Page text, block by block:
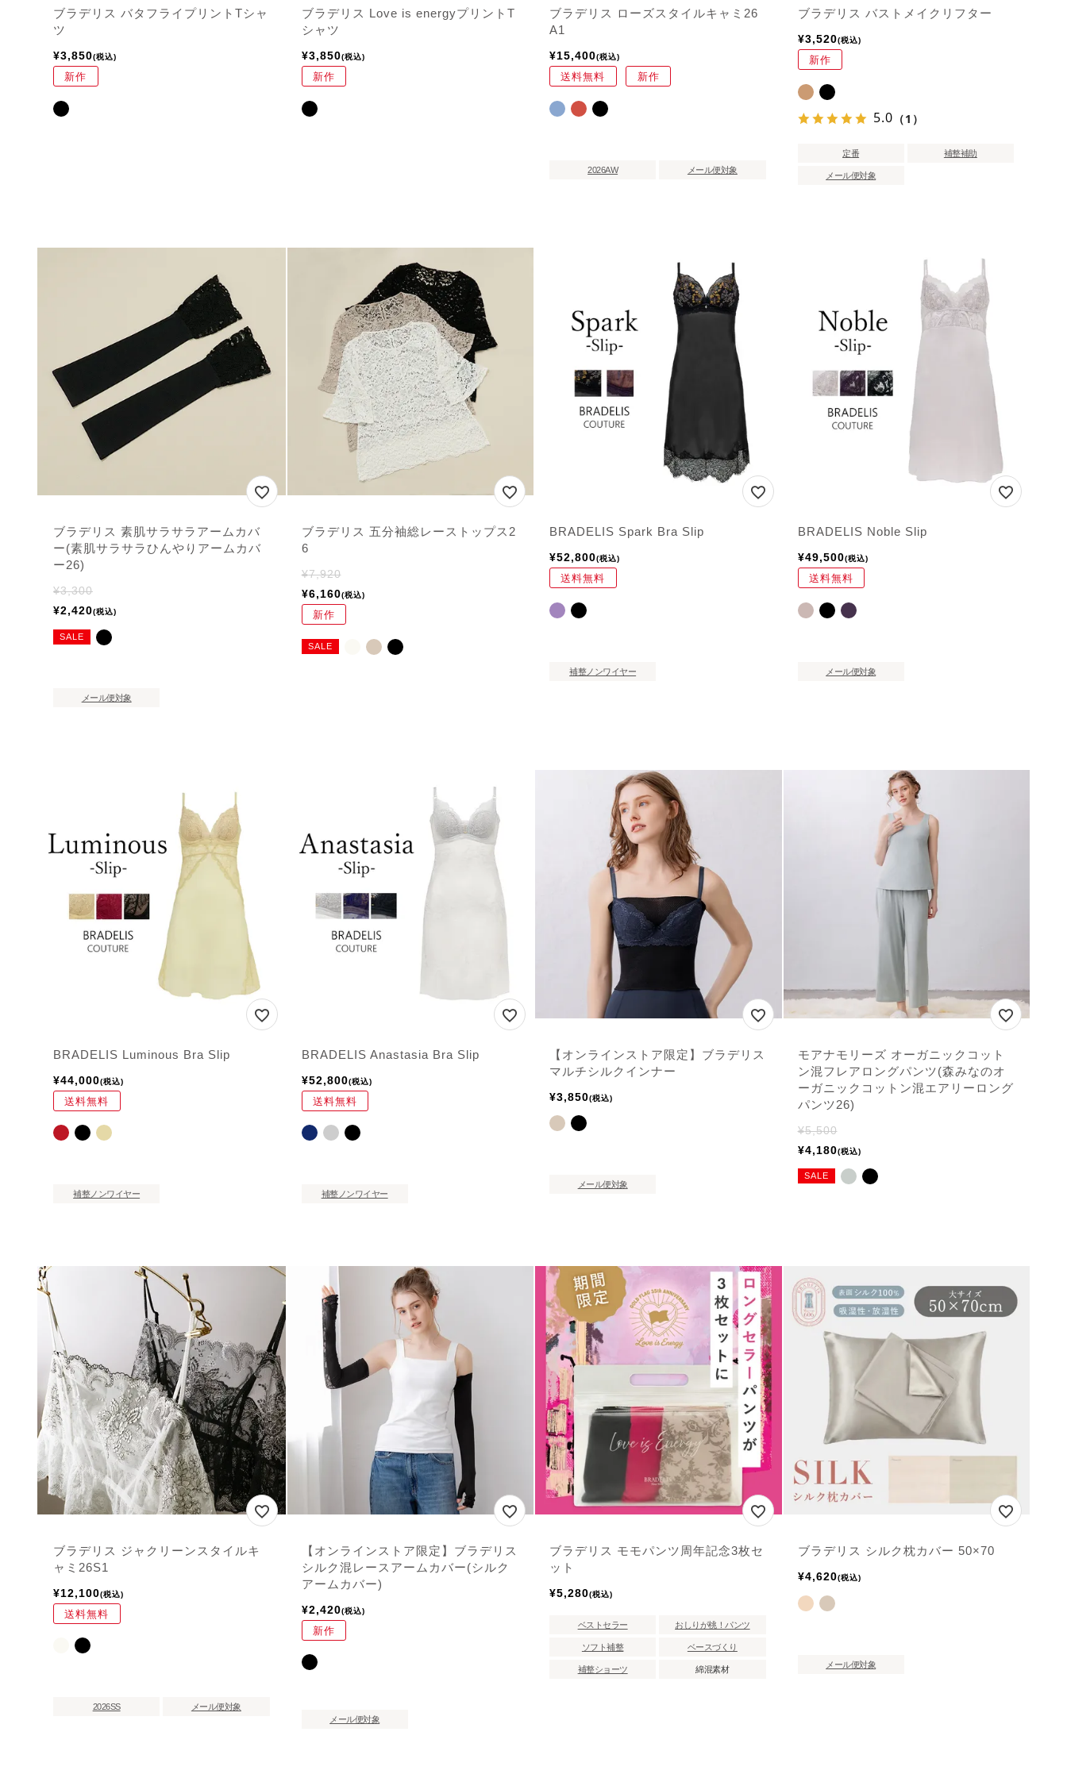
ブラデリス バタフライプリントTシャ
ツ
¥3,850 税込
新作
ブラデリス Love is energyプリントT
シャツ
¥3,850 税込
新作
ブラデリス ローズスタイルキャミ26
A1
¥15,400 税込
送料無料 新作
2026AW メール便対象
ブラデリス バストメイクリフター
¥3,520 税込
新作
5.0 （1）
定番 補整補助
メール便対象
ブラデリス 素肌サラサラアームカバ
ー(素肌サラサラひんやりアームカバ
ー26)
¥3,300
¥2,420 税込
SALE
メール便対象
ブラデリス 五分袖総レーストップス2
6
¥7,920
¥6,160 税込
新作
SALE
BRADELIS Spark Bra Slip
¥52,800 税込
送料無料
補整ノンワイヤー
BRADELIS Noble Slip
¥49,500 税込
送料無料
メール便対象
BRADELIS Luminous Bra Slip
¥44,000 税込
送料無料
補整ノンワイヤー
BRADELIS Anastasia Bra Slip
¥52,800 税込
送料無料
補整ノンワイヤー
【オンラインストア限定】ブラデリス
マルチシルクインナー
¥3,850 税込
メール便対象
モアナモリーズ オーガニックコット
ン混フレアロングパンツ(森みなのオ
ーガニックコットン混エアリーロング
パンツ26)
¥5,500
¥4,180 税込
SALE
ブラデリス ジャクリーンスタイルキ
ャミ26S1
¥12,100 税込
送料無料
2026SS メール便対象
【オンラインストア限定】ブラデリス
シルク混レースアームカバー(シルク
アームカバー)
¥2,420 税込
新作
メール便対象
ブラデリス モモパンツ周年記念3枚セ
ット
¥5,280 税込
ベストセラー おしりが桃！パンツ
ソフト補整 ベースづくり
補整ショーツ 綿混素材
ブラデリス シルク枕カバー 50×70
¥4,620 税込
メール便対象